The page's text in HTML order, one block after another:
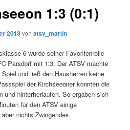
1:3 (0:1)
2018vonatsv_martin
6 wurde seiner Favoritenrolle
Parsdorf mit 1:3. Der ATSV machte
und ließ den Hausherren keine
der Kirchseeoner konnten die
und hinterherlaufen. So ergaben sich
für den ATSV einige
nichts Zwingendes.